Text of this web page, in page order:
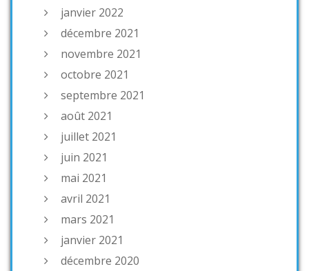
janvier 2022
décembre 2021
novembre 2021
octobre 2021
septembre 2021
août 2021
juillet 2021
juin 2021
mai 2021
avril 2021
mars 2021
janvier 2021
décembre 2020